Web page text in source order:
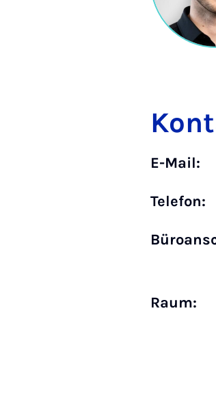
E-Mail:
Telefon:
Raum: